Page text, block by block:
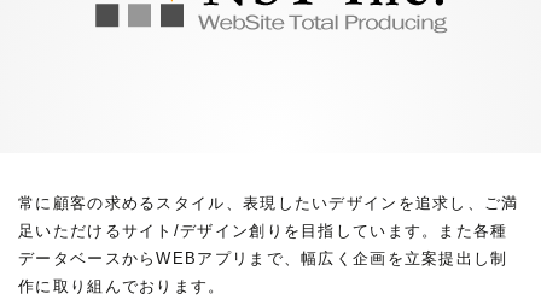
常に顧客の求めるスタイル、表現したいデザインを追求し、ご満
足いただけるサイト/デザイン創りを目指しています。また各種
データベースからWEBアプリまで、幅広く企画を立案提出し制
作に取り組んでおります。